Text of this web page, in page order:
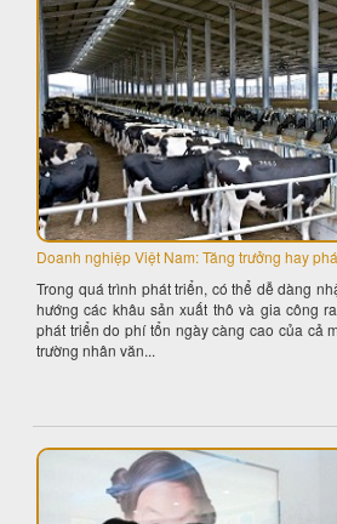
Doanh nghiệp Việt Nam: Tăng trưởng hay
Trong quá trình phát triển, có thể dễ dàng
hướng các khâu sản xuất thô và gia công
phát triển do phí tổn ngày càng cao của cả
trường nhân văn...